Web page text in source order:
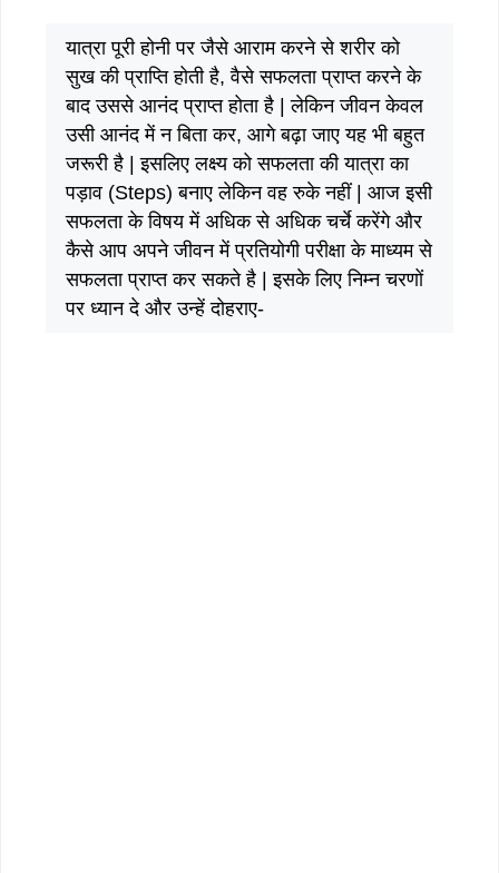
यात्रा पूरी होनी पर जैसे आराम करने से शरीर को
सुख की प्राप्ति होती है, वैसे सफलता प्राप्त करने के
बाद उससे आनंद प्राप्त होता है | लेकिन जीवन केवल
उसी आनंद में न बिता कर, आगे बढ़ा जाए यह भी बहुत
जरूरी है | इसलिए लक्ष्य को सफलता की यात्रा का
पड़ाव (Steps) बनाए लेकिन वह रुके नहीं | आज इसी
सफलता के विषय में अधिक से अधिक चर्चे करेंगे और
कैसे आप अपने जीवन में प्रतियोगी परीक्षा के माध्यम से
सफलता प्राप्त कर सकते है | इसके लिए निम्न चरणों
पर ध्यान दे और उन्हें दोहराए-